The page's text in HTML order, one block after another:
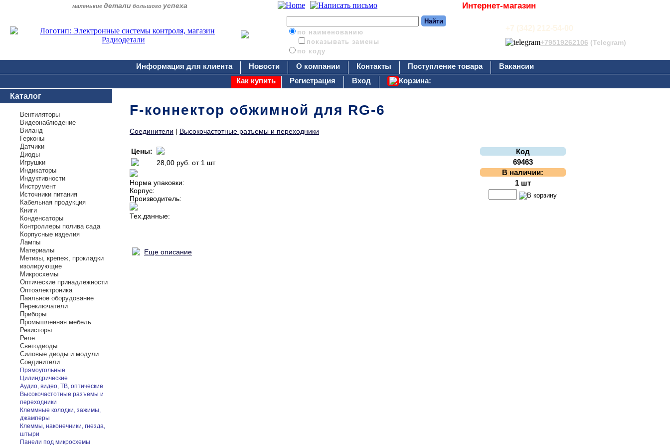
маленькие детали большого успеха Интернет-магазин
по наименованию
показывать замены
по коду
+7 (342) 212-54-00
+79519262106 (Telegram)
Информация для клиента Новости О компании Контакты Поступление товара
Вакансии
Как купить
Регистрация Вход
Корзина:
Каталог
Вентиляторы
Видеонаблюдение
Виланд
Герконы
Датчики
Диоды
Игрушки
Индикаторы
Индуктивности
Инструмент
Источники питания
Кабельная продукция
Книги
Конденсаторы
Контроллеры полива сада
Корпусные изделия
Лампы
Материалы
Метизы, крепеж, прокладки
изолирующие
Микросхемы
Оптические принадлежности
Оптоэлектроника
Паяльное оборудование
Переключатели
Приборы
Промышленная мебель
Резисторы
Реле
Светодиоды
Силовые диоды и модули
Соединители
Прямоугольные
Цилиндрические
Аудио, видео, ТВ, оптические
Высокочастотные разъемы и
переходники
Клеммные колодки, зажимы,
джамперы
Клеммы, наконечники, гнезда,
штыри
Панели под микросхемы
F-коннектор обжимной для RG-6
Соединители | Высокочастотные разъемы и переходники
Цены:
28,00 руб. от 1 шт
Норма упаковки:
Корпус:
Производитель:
Тех.данные:
Код
69463
В наличии:
1 шт
Еще описание